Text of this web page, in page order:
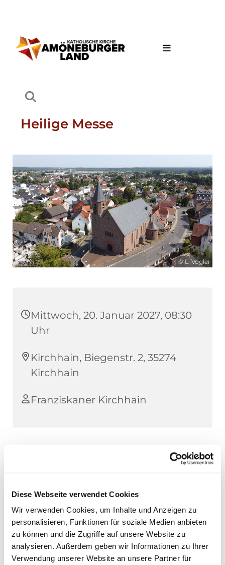
Diese Webseite verwendet Cookies
Wir verwenden Cookies, um Inhalte und Anzeigen zu
personalisieren, Funktionen für soziale Medien anbieten
zu können und die Zugriffe auf unsere Website zu
analysieren. Außerdem geben wir Informationen zu Ihrer
Verwendung unserer Website an unsere Partner für
Heilige Messe
© L. Vogler
Mittwoch, 20. Januar 2027, 08:30
Uhr
Kirchhain, Biegenstr. 2, 35274
Kirchhain
Franziskaner Kirchhain